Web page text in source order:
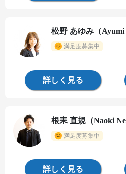
松野 あゆみ（Ayumi
満足度募集中
詳しく見る
根耒 直規（Naoki
満足度募集中
詳しく見る